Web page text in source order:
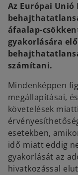
Az Európai Unió
áfaalap-
gyakorlására
számítani.
Mindenképpen
megállapításai,
követelések
esetekben,
idő miatt eddig
gyakorlását az
hivatkozással